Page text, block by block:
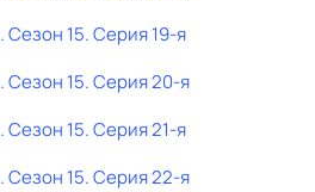
. Сезон 15. Серия 19-я
. Сезон 15. Серия 20-я
. Сезон 15. Серия 21-я
. Сезон 15. Серия 22-я